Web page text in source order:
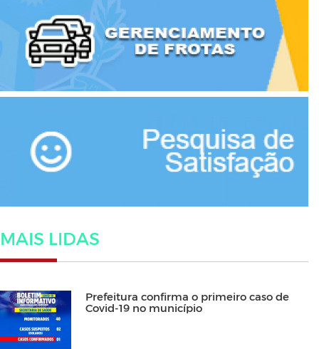
MAIS LIDAS
Prefeitura confirma o primeiro caso de
Covid-19 no município